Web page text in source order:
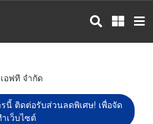
อฟที จำกัด
นี้ ติดต่อรับส่วนลดพิเศษ! เพื่อจัด
เว็บไซต์